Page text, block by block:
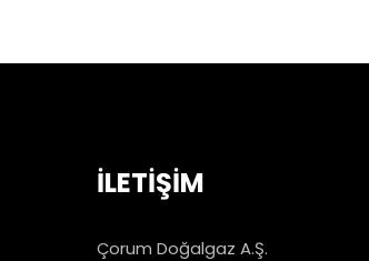
İLETİŞİM
Çorum Doğalgaz A.Ş.